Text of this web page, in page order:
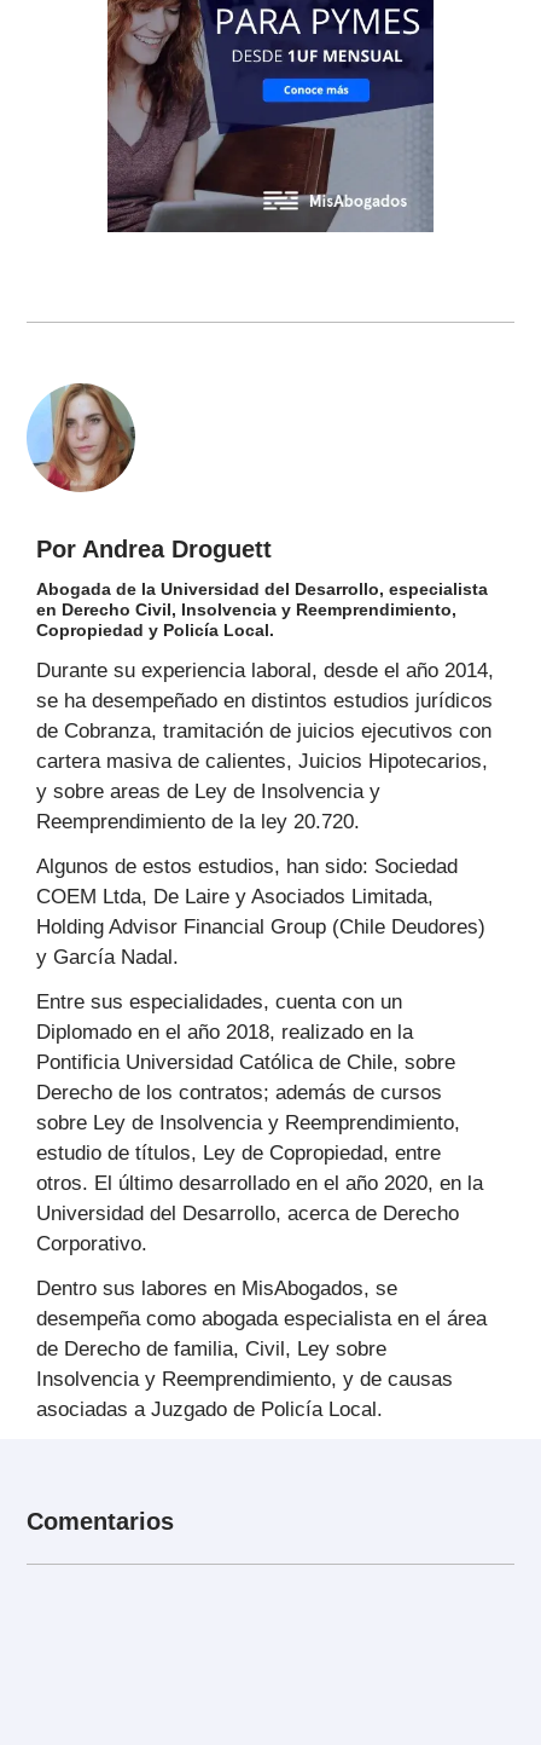
Por Andrea Droguett
Abogada de la Universidad del Desarrollo, especialista
en Derecho Civil, Insolvencia y Reemprendimiento,
Copropiedad y Policía Local.
Durante su experiencia laboral, desde el año 2014,
se ha desempeñado en distintos estudios jurídicos
de Cobranza, tramitación de juicios ejecutivos con
cartera masiva de calientes, Juicios Hipotecarios,
y sobre areas de Ley de Insolvencia y
Reemprendimiento de la ley 20.720.
Algunos de estos estudios, han sido: Sociedad
COEM Ltda, De Laire y Asociados Limitada,
Holding Advisor Financial Group (Chile Deudores)
y García Nadal.
Entre sus especialidades, cuenta con un
Diplomado en el año 2018, realizado en la
Pontificia Universidad Católica de Chile, sobre
Derecho de los contratos; además de cursos
sobre Ley de Insolvencia y Reemprendimiento,
estudio de títulos, Ley de Copropiedad, entre
otros. El último desarrollado en el año 2020, en la
Universidad del Desarrollo, acerca de Derecho
Corporativo.
Dentro sus labores en MisAbogados, se
desempeña como abogada especialista en el área
de Derecho de familia, Civil, Ley sobre
Insolvencia y Reemprendimiento, y de causas
asociadas a Juzgado de Policía Local.
Comentarios